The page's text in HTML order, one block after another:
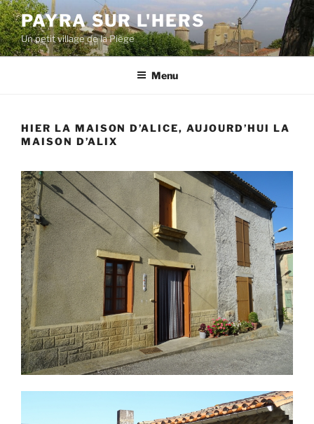
Aller
au
contenu
principal
PAYRA SUR L'HERS
Un petit village de la Piège
Menu
HIER LA MAISON D’ALICE, AUJOURD’HUI LA
MAISON D’ALIX